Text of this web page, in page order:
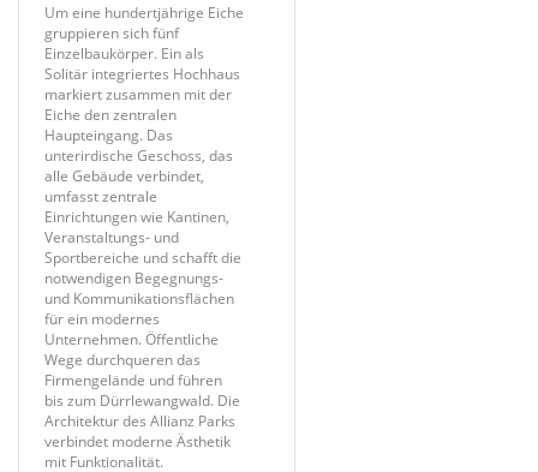
Um eine hundertjährige Eiche
gruppieren sich fünf
Einzelbaukörper. Ein als
Solitär integriertes Hochhaus
markiert zusammen mit der
Eiche den zentralen
Haupteingang. Das
unterirdische Geschoss, das
alle Gebäude verbindet,
umfasst zentrale
Einrichtungen wie Kantinen,
Veranstaltungs- und
Sportbereiche und schafft die
notwendigen Begegnungs-
und Kommunikationsflächen
für ein modernes
Unternehmen. Öffentliche
Wege durchqueren das
Firmengelände und führen
bis zum Dürrlewangwald. Die
Architektur des Allianz Parks
verbindet moderne Ästhetik
mit Funktionalität.